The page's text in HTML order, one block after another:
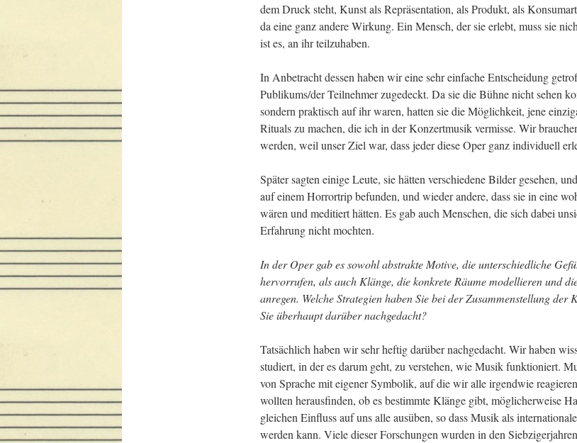
dem Druck steht, Kunst als Repräsentation, als Produkt, als
da eine ganz andere Wirkung. Ein Mensch, der sie erlebt, muss sie
ist es, an ihr teilzuhaben.
In Anbetracht dessen haben wir eine sehr einfache Entscheidung
Publikums/der Teilnehmer zugedeckt. Da sie die Bühne nicht sehen
sondern praktisch auf ihr waren, hatten sie die Möglichkeit, jene
Rituals zu machen, die ich in der Konzertmusik vermisse. Wir
werden, weil unser Ziel war, dass jeder diese Oper ganz individuell
Später sagten einige Leute, sie hätten verschiedene Bilder gesehen,
auf einem Horrortrip befunden, und wieder andere, dass sie in eine
wären und meditiert hätten. Es gab auch Menschen, die sich dabei
Erfahrung nicht mochten.
In der Oper gab es sowohl abstrakte Motive, die unterschiedliche
hervorrufen, als auch Klänge, die konkrete Räume modellieren und
anregen. Welche Strategien haben Sie bei der Zusammenstellung der
Sie überhaupt darüber nachgedacht?
Tatsächlich haben wir sehr heftig darüber nachgedacht. Wir haben
studiert, in der es darum geht, zu verstehen, wie Musik funktioniert.
von Sprache mit eigener Symbolik, auf die wir alle irgendwie
wollten herausfinden, ob es bestimmte Klänge gibt, möglicherweise
gleichen Einfluss auf uns alle ausüben, so dass Musik als
werden kann. Viele dieser Forschungen wurden in den